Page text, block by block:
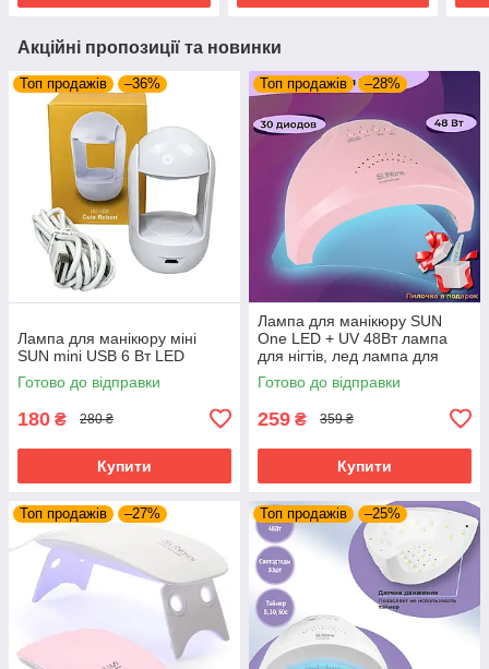
Акційні пропозиції та новинки
Топ продажів –36%
Лампа для манікюру міні
SUN mini USB 6 Вт LED
Готово до відправки
180 ₴ 280 ₴
Купити
Топ продажів –28%
Лампа для манікюру SUN
One LED + UV 48Вт лампа
для нігтів, лед лампа для
сушіння гель лаку,
ультрафіолетова
Готово до відправки
259 ₴ 359 ₴
Купити
Топ продажів –27% Топ продажів –25%